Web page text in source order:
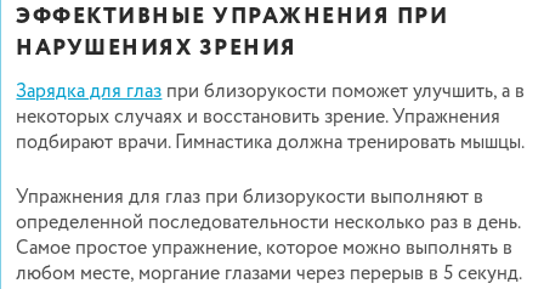
ЭФФЕКТИВНЫЕ УПРАЖНЕНИЯ ПРИ
НАРУШЕНИЯХ ЗРЕНИЯ
Зарядка для глазпри близорукости поможет улучшить, а в
некоторых случаях и восстановить зрение. Упражнения
подбирают врачи. Гимнастика должна тренировать мышцы.
Упражнения для глаз при близорукости выполняют в
определенной последовательности несколько раз в день.
Самое простое упражнение, которое можно выполнять в
любом месте, моргание глазами через перерыв в 5 секунд.